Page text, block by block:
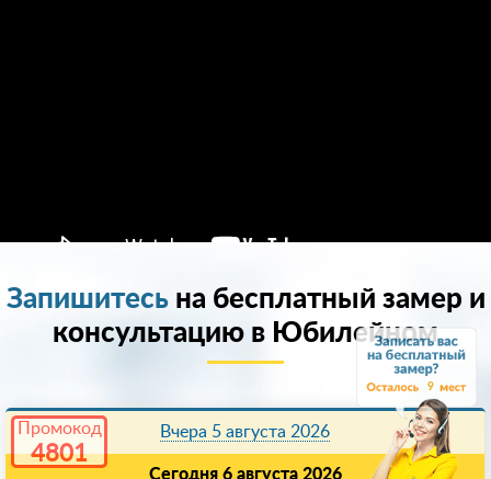
9
Промокод
4801
Запишитесьна бесплатный замер и
консультацию в Юбилейном
Вчера 5 августа 2026
Сегодня 6 августа 2026